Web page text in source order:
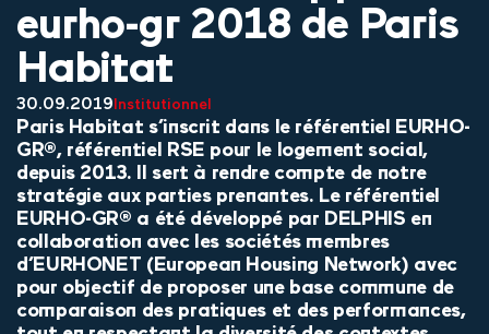
eurho-gr 2018 de Paris
Habitat
30.09.2019 Institutionnel
​Paris Habitat s’inscrit dans le référentiel EURHO-
GR®, référentiel RSE pour le logement social,
depuis 2013. Il sert à rendre compte de notre
stratégie aux parties prenantes. Le référentiel
EURHO-GR® a été développé par DELPHIS en
collaboration avec les sociétés membres
d’EURHONET (European Housing Network) avec
pour objectif de proposer une base commune de
comparaison des pratiques et des performances,